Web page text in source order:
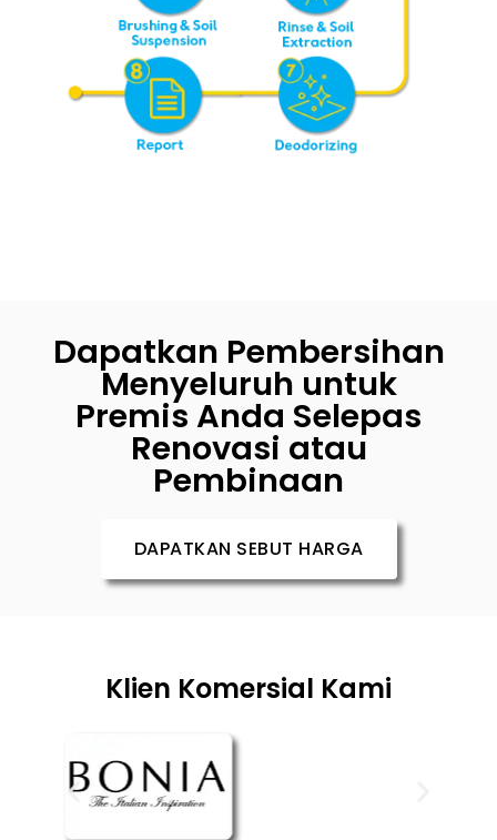
Dapatkan Pembersihan
Menyeluruh untuk
Premis Anda Selepas
Renovasi atau
Pembinaan
DAPATKAN SEBUT HARGA
Klien Komersial Kami